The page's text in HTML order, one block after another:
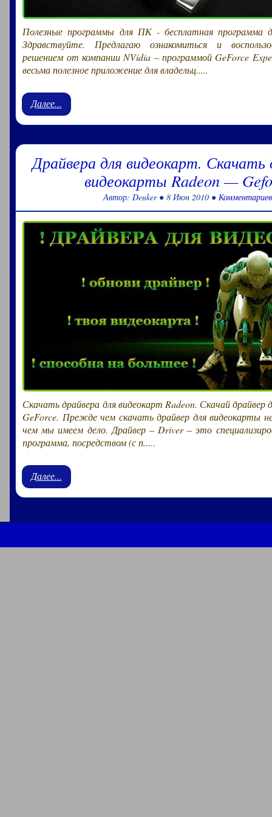
Полезные программы для ПК - бесплатная программа
Здравствуйте. Предлагаю ознакомиться и
решением от компании NVidia – программой GeForce
весьма полезное приложение для владельц.....
Далее...
Драйвера для видеокарт. Скачать
видеокарты Radeon —
Автор: Denker ● 8 Июн 2010 ●
Скачать драйвера для видеокарт Radeon. Скачай драйвер
GeForce. Прежде чем скачать драйвер для видеокарты
чем мы имеем дело. Драйвер – Driver – это
программа, посредством (с п.....
Далее...